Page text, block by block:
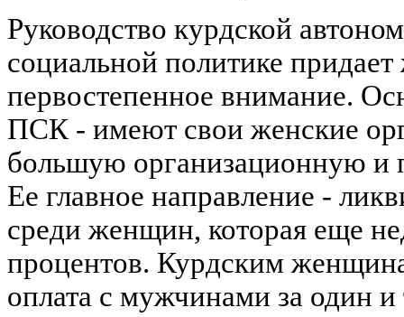
Руководство курдской
социальной политике
первостепенное внимание.
ПСК - имеют свои женские
большую организационную и
Ее главное направление -
среди женщин, которая еще
процентов. Курдским
оплата с мужчинами за один